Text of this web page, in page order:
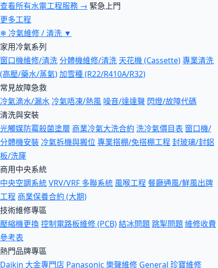
查看所有水電工程服務 → 緊急上門
更多工程
❄ 冷氣維修 / 清洗 ▼
家用冷氣系列
窗口機維修/清洗 分體機維修/清洗 天花機 (Cassette)專業清洗
(高壓/藥水/蒸氣)加雪種 (R22/R410A/R32)
常見故障急救
冷氣滴水/漏水 冷氣唔凍/熱風 噪音/達達聲 閃燈/故障代碼
清洗與安裝
光觸媒防霉殺菌塗層 商業冷氣大洗合約 洗冷氣價目表 窗口機/
分體機安裝 冷氣拆機與搬位 專業搭棚/免搭棚工程 封玻璃/封鋁
板/洗窿
商用中央系統
中央空調系統VRV/VRF 多聯系統 風喉工程 餐廳通風/鮮風出牌
工程 商業保養合約 (大期)
技術維修專區
壓縮機更換控制電路板維修 (PCB)結冰問題跳掣問題維修收費
參考表
熱門品牌專區
Daikin 大金專門店 Panasonic 樂聲維修 General 珍寶維修